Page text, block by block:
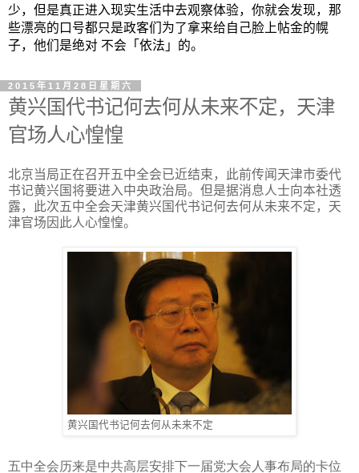
少，但是真正进入现实生活中去观察体验，你就会发现，那
些漂亮的口号都只是政客们为了拿来给自己脸上帖金的幌
子，他们是绝对 不会「依法」的。
2015年11月28日星期六
黄兴国代书记何去何从未来不定，天津
官场人心惶惶
北京当局正在召开五中全会已近结束，此前传闻天津市委代
书记黄兴国将要进入中央政治局。但是据消息人士向本社透
露，此次五中全会天津黄兴国代书记何去何从未来不定，天
津官场因此人心惶惶。
黄兴国代书记何去何从未来不定
五中全会历来是中共高层安排下一届党大会人事布局的卡位